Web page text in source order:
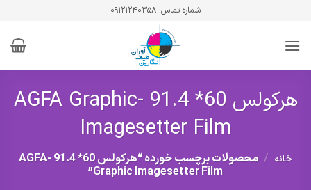
content
شماره تماس: ۰۹۱۲۱۲۴۰۳۵۸
هرکولس 60* 91.4 -AGFA Graphic
Imagesetter Film
خانه / محصولات برچسب خورده “هرکولس 60* 91.4 -AGFA
Graphic Imagesetter Film”